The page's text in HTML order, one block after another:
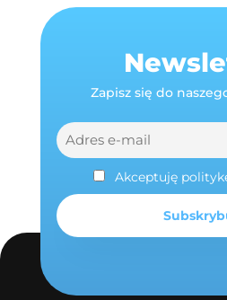
Zapisz się do
Akceptuję